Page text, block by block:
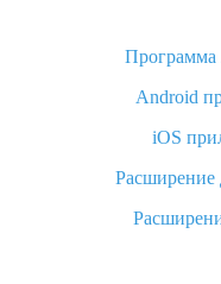
Как узнать, куда
Вы отменили заказ на
Что такое баллы на
«AliExpress Standard
как
Как
Программа
Android
iOS
Расширение